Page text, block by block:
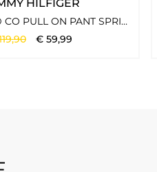
HILFIGER
1985 TAPERED CO PULL ON PANT SPRING LIME
,90 € 59,99